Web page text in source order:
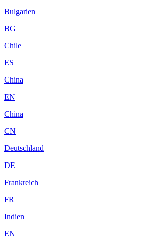
Bulgarien
BG
Chile
ES
China
EN
China
CN
Deutschland
DE
Frankreich
FR
Indien
EN